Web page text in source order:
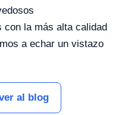
con la más alta calidad
a echar un vistazo
al blog